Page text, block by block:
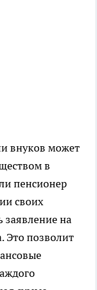
внуков может
в
пенсионер
своих
заявление на
Это позволит